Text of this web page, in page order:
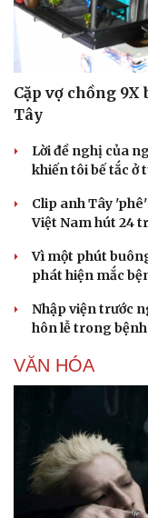
Cặp vợ chồng 9X
Tây
Lời đề nghị của
khiến tôi bế tắc ở
Clip anh Tây
Việt Nam hút 24
Vì một phút
phát hiện mắc
Nhập viện trước
hôn lễ trong
VĂN HÓA